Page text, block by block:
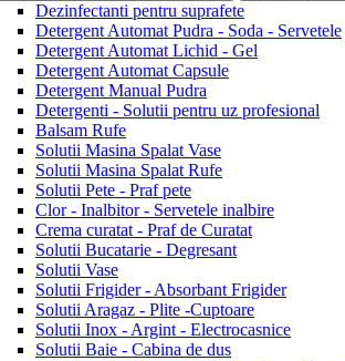
Dezinfectanti pentru suprafete
Detergent Automat Pudra - Soda - Servetele
Detergent Automat Lichid - Gel
Detergent Automat Capsule
Detergent Manual Pudra
Detergenti - Solutii pentru uz profesional
Balsam Rufe
Solutii Masina Spalat Vase
Solutii Masina Spalat Rufe
Solutii Pete - Praf pete
Clor - Inalbitor - Servetele inalbire
Crema curatat - Praf de Curatat
Solutii Bucatarie - Degresant
Solutii Vase
Solutii Frigider - Absorbant Frigider
Solutii Aragaz - Plite -Cuptoare
Solutii Inox - Argint - Electrocasnice
Solutii Baie - Cabina de dus